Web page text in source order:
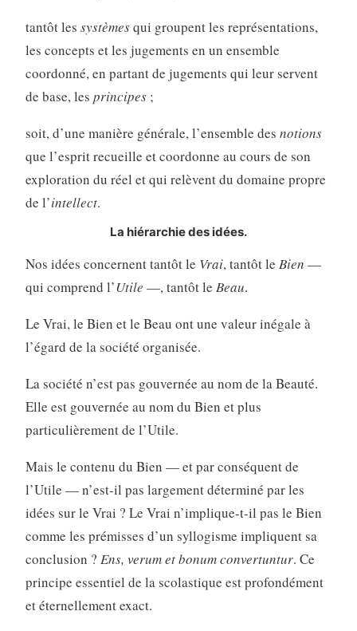
tantôt les systèmesqui groupent les représentations,
les concepts et les jugements en un ensemble
coordonné, en partant de jugements qui leur servent
de base, les principes;
soit, d’une manière générale, l’ensemble des notions
que l’esprit recueille et coordonne au cours de son
exploration du réel et qui relèvent du domaine propre
de l’intellect.
La hiérarchie des idées.
Nos idées concernent tantôt le Vrai, tantôt le Bien —
qui comprend l’Utile —, tantôt le Beau.
Le Vrai, le Bien et le Beau ont une valeur inégale à
l’égard de la société organisée.
La société n’est pas gouvernée au nom de la Beauté.
Elle est gouvernée au nom du Bien et plus
particulièrement de l’Utile.
Mais le contenu du Bien — et par conséquent de
l’Utile — n’est-il pas largement déterminé par les
idées sur le Vrai ? Le Vrai n’implique-t-il pas le Bien
comme les prémisses d’un syllogisme impliquent sa
conclusion ? Ens, verum et bonum convertuntur. Ce
principe essentiel de la scolastique est profondément
et éternellement exact.